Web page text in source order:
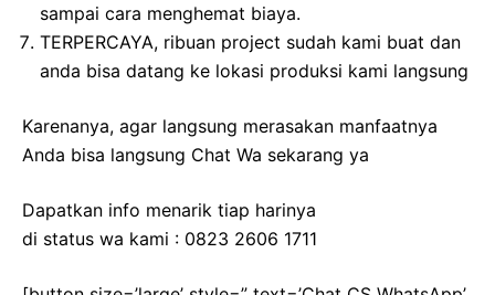
sampai cara menghemat biaya.
TERPERCAYA, ribuan project sudah kami buat dan
anda bisa datang ke lokasi produksi kami langsung
Karenanya, agar langsung merasakan manfaatnya
Anda bisa langsung Chat Wa sekarang ya
Dapatkan info menarik tiap harinya
di status wa kami : 0823 2606 1711